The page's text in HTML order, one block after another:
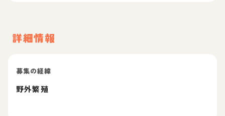
詳細情報
募集の経緯
野外繁殖